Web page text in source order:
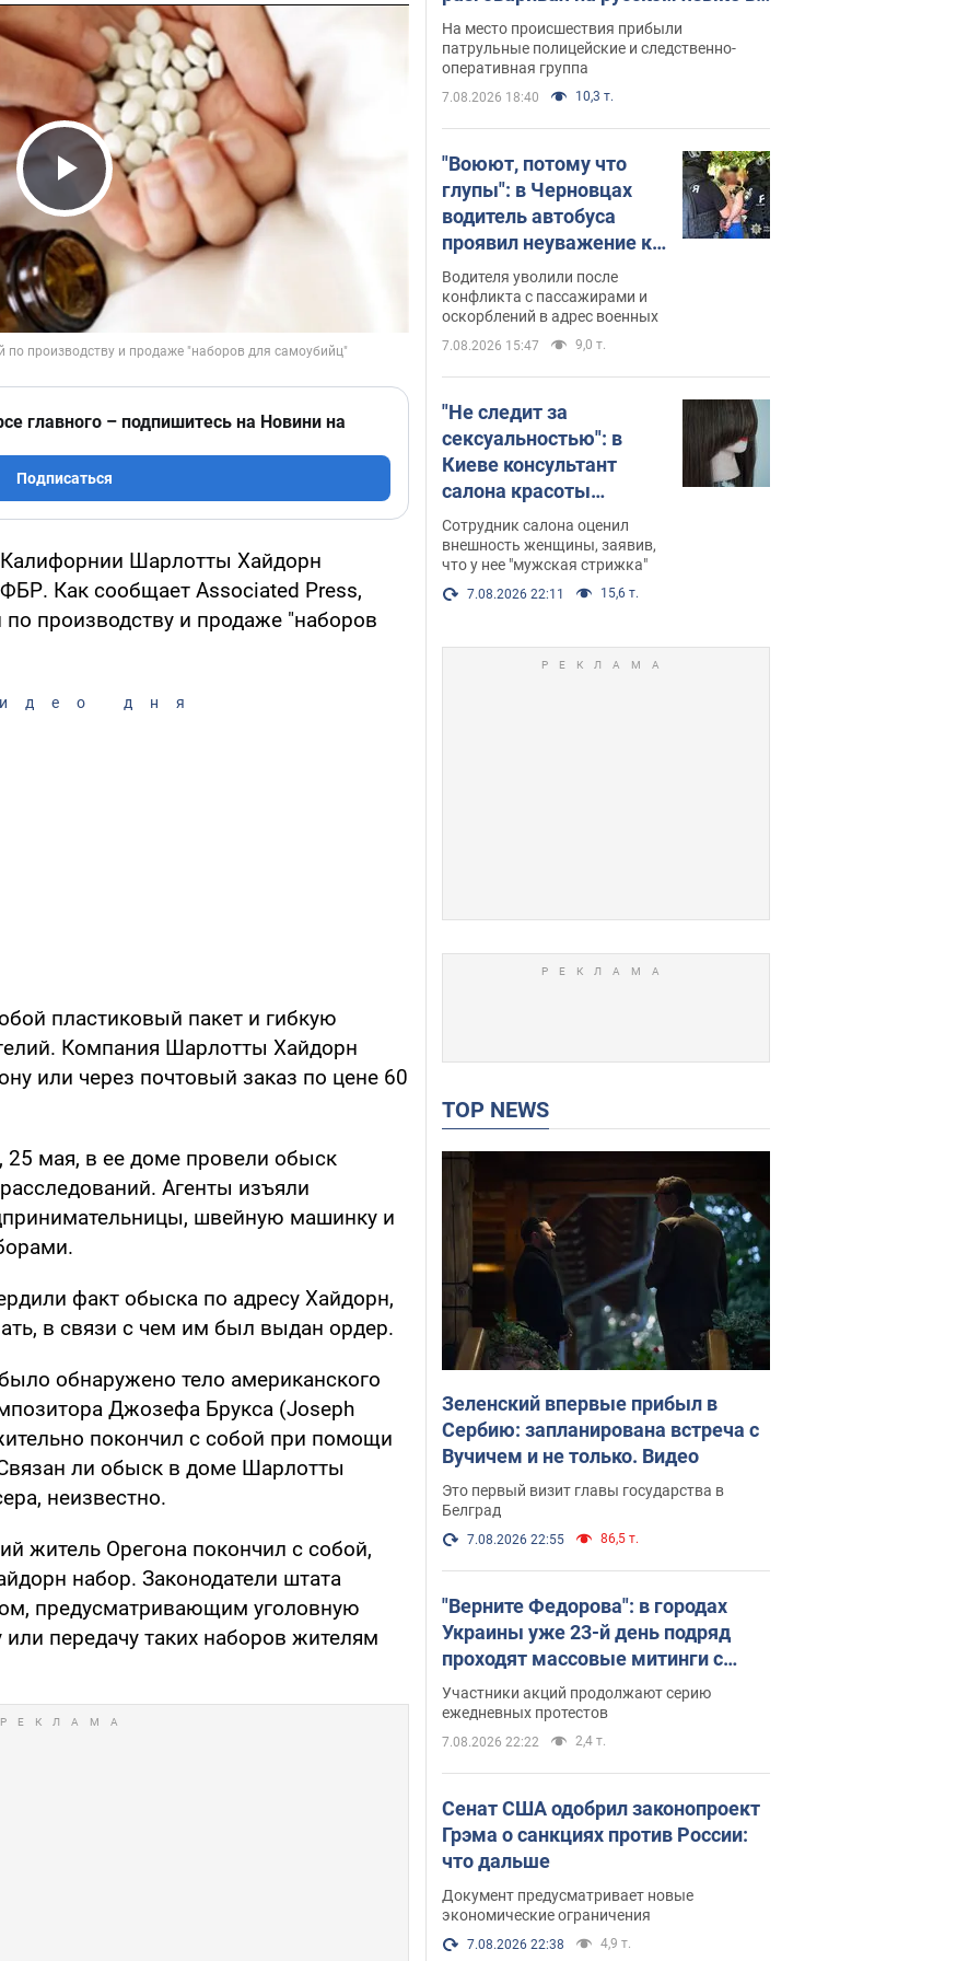
Play Video
главного – подпишитесь на Новини на
Подписаться
Шарлотты Хайдорн
Как сообщает Associated Press,
производству и продаже "наборов
дня
пластиковый пакет и гибкую
Компания Шарлотты Хайдорн
или через почтовый заказ по цене 60
мая, в ее доме провели обыск
Агенты изъяли
швейную машинку и
факт обыска по адресу Хайдорн,
в связи с чем им был выдан ордер.
обнаружено тело американского
Джозефа Брукса (Joseph
покончил с собой при помощи
ли обыск в доме Шарлотты
неизвестно.
житель Орегона покончил с собой,
набор. Законодатели штата
предусматривающим уголовную
или передачу таких наборов жителям
маршрутке: полиция составила
административный протокол.
Видео
На место происшествия прибыли
патрульные полицейские и следственно-
оперативная группа
7.08.2026 18:40 10,3 т.
"Воюют, потому что
глупы": в Черновцах
водитель автобуса
проявил неуважение к
украинским военным и
поплатился за это.
Видео
Водителя уволили после
конфликта с пассажирами и
оскорблений в адрес военных
7.08.2026 15:47 9,0 т.
"Не следит за
сексуальностью": в
Киеве консультант
салона красоты
оскорбил женщину
после химиотерапии,
разгорелся скандал.
Фото
Сотрудник салона оценил
внешность женщины, заявив,
что у нее "мужская стрижка"
7.08.2026 22:11 15,6 т.
TOP NEWS
Зеленский впервые прибыл в
Сербию: запланирована встреча с
Вучичем и не только. Видео
Это первый визит главы государства в
Белград
7.08.2026 22:55 86,5 т.
"Верните Федорова": в городах
Украины уже 23-й день подряд
проходят массовые митинги с
плакатами. Фото и видео
Участники акций продолжают серию
ежедневных протестов
7.08.2026 22:22 2,4 т.
Сенат США одобрил законопроект
Грэма о санкциях против России:
что дальше
Документ предусматривает новые
экономические ограничения
7.08.2026 22:38 4,9 т.